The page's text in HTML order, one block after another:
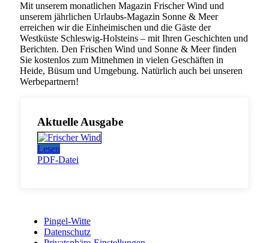
Mit unserem monatlichen Magazin Frischer Wind und
unserem jährlichen Urlaubs-Magazin Sonne & Meer
erreichen wir die Einheimischen und die Gäste der
Westküste Schleswig-Holsteins – mit Ihren Geschichten und
Berichten. Den Frischen Wind und Sonne & Meer finden
Sie kostenlos zum Mitnehmen in vielen Geschäften in
Heide, Büsum und Umgebung. Natürlich auch bei unseren
Werbepartnern!
Aktuelle Ausgabe
Lesen
PDF-Datei
Pingel-Witte
Datenschutz